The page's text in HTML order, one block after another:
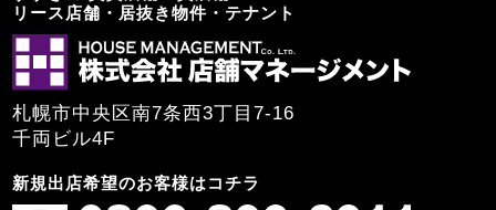
リース店舗・居抜き物件・テナント
札幌市中央区南7条西3丁目7-16
千両ビル4F
新規出店希望のお客様はコチラ